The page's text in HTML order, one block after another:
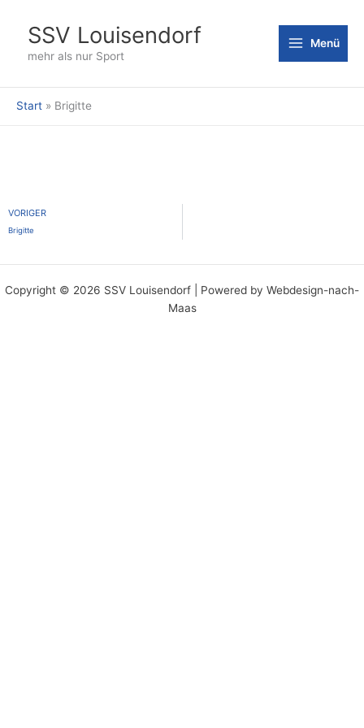
springenSSV Louisendorf
mehr als nur Sport
Menü
Start Brigitte
Zurück
VORIGER
Brigitte
Copyright © 2026 SSV Louisendorf | Powered by Webdesign-nach-
Maas